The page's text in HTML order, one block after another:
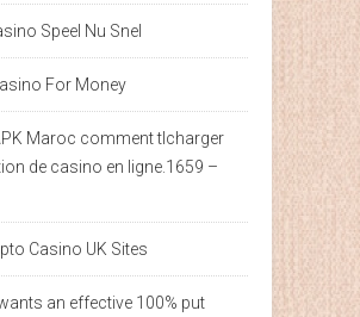
Speel Nu Snel
For Money
Maroc comment tlcharger
de casino en ligne.1659 –
Casino UK Sites
an effective 100% put